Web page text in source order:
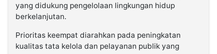
yang didukung pengelolaan lingkungan hidup
berkelanjutan.
Prioritas keempat diarahkan pada peningkatan
kualitas tata kelola dan pelayanan publik yang